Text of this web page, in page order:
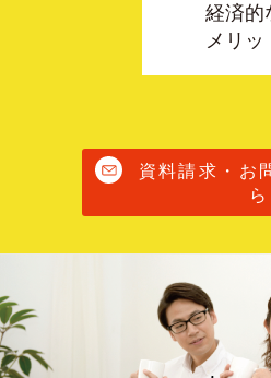
経済的
メリッ
資料請求・お
ら